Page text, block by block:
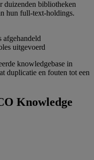
duizenden bibliotheken
hun full-text-holdings.
afgehandeld
uitgevoerd
knowledgebase in
duplicatie en fouten tot een
Knowledge